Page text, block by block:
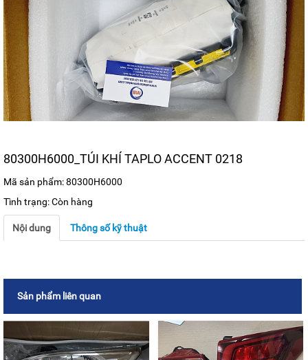
80300H6000_TÚI KHÍ TAPLO ACCENT 0218
Mã sản phẩm: 80300H6000
Tình trạng: Còn hàng
Nội dung Thông số kỹ thuật
Sản phẩm liên quan